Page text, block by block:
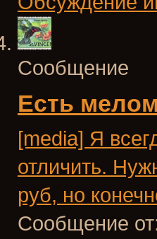
Сообщение
Есть
[media] Я
отличить.
руб, но
Сообщение